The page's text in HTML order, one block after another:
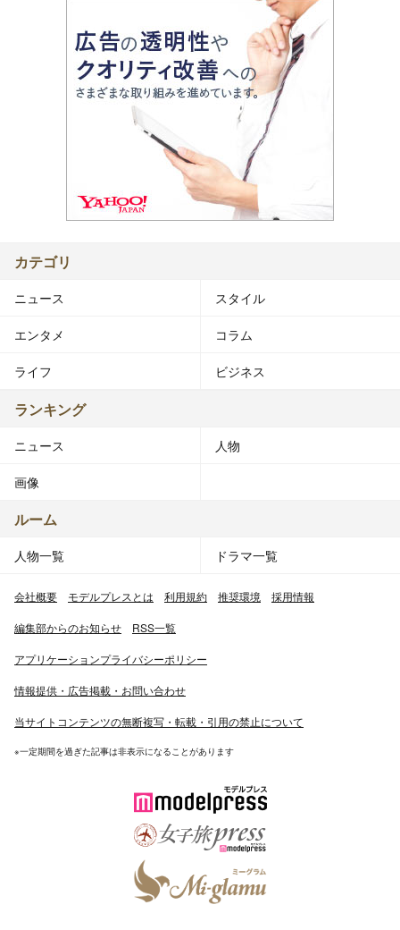
カテゴリ
ニュース スタイル
エンタメ コラム
ライフ ビジネス
ランキング
ニュース 人物
画像
ルーム
人物一覧 ドラマ一覧
会社概要 モデルプレスとは 利用規約 推奨環境 採用情報
編集部からのお知らせ RSS一覧
アプリケーションプライバシーポリシー
情報提供・広告掲載・お問い合わせ
当サイトコンテンツの無断複写・転載・引用の禁止について
※一定期間を過ぎた記事は非表示になることがあります